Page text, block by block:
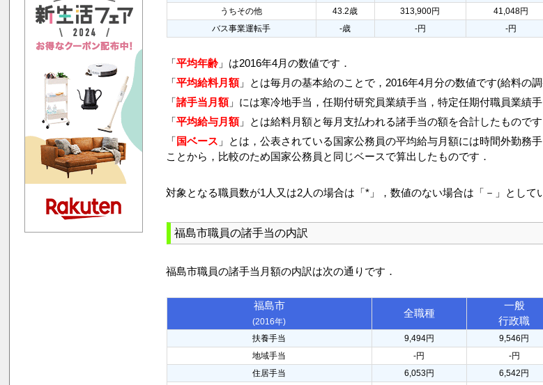
うちその他
43.2歳 313,900円 41,048円
バス事業運転手
-歳 -円 -円
「平均年齢」は2016年4月の数値です．
「平均給料月額」とは毎月の基本給のことで，2016年4月分の数値です(給料の
「諸手当月額」には寒冷地手当，任期付研究員業績手当，特定任期付職員業績
「平均給与月額」とは給料月額と毎月支払われる諸手当の額を合計したものです
「国ベース 」とは，公表されている国家公務員の平均給与月額には時間外勤務
ことから，比較のため国家公務員と同じベースで算出したものです．
対象となる職員数が1人又は2人の場合は「*」，数値のない場合は「－」として
福島市職員の諸手当の内訳
福島市職員の諸手当月額の内訳は次の通りです．
福島市
(2016年)
全職種
一般
行政職
扶養手当 9,494円 9,546円
地域手当
-円 -円
住居手当
6,053円 6,542円